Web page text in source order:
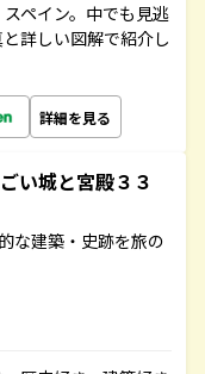
ペイン。中でも見逃
詳しい図解で紹介し
詳細を見る
い城と宮殿３３
な建築・史跡を旅の